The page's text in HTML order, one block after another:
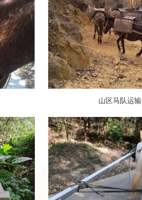
山区马队运输